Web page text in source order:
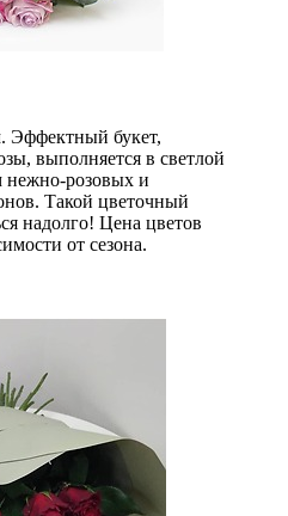
Эффектный букет,
выполняется в светлой
нежно-розовых и
Такой цветочный
надолго! Цена цветов
от сезона.